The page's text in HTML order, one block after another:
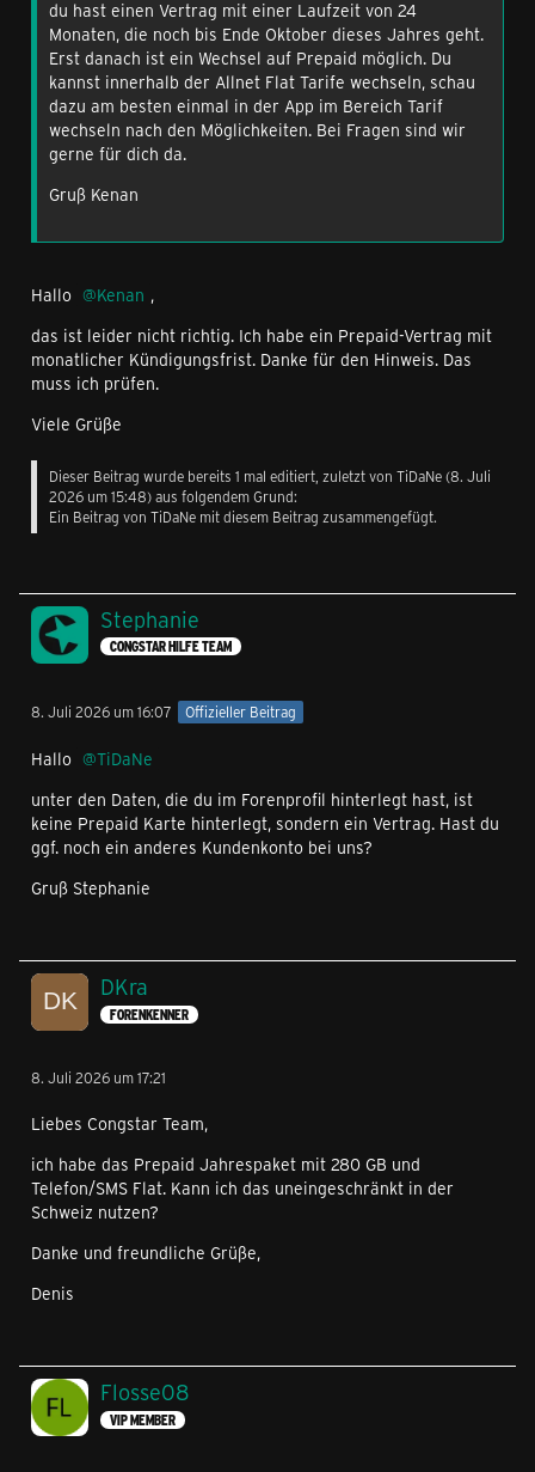
du hast einen Vertrag mit einer Laufzeit von 24
Monaten, die noch bis Ende Oktober dieses Jahres geht.
Erst danach ist ein Wechsel auf Prepaid möglich. Du
kannst innerhalb der Allnet Flat Tarife wechseln, schau
dazu am besten einmal in der App im Bereich Tarif
wechseln nach den Möglichkeiten. Bei Fragen sind wir
gerne für dich da.
Gruß Kenan
Hallo Kenan ,
das ist leider nicht richtig. Ich habe ein Prepaid-Vertrag mit
monatlicher Kündigungsfrist. Danke für den Hinweis. Das
muss ich prüfen.
Viele Grüße
Dieser Beitrag wurde bereits 1 mal editiert, zuletzt von TiDaNe(8. Juli
2026 um 15:48) aus folgendem Grund:
Ein Beitrag von TiDaNe mit diesem Beitrag zusammengefügt.
Stephanie
CONGSTAR HILFE TEAM
8. Juli 2026 um 16:07 Offizieller Beitrag
Hallo
TiDaNe
unter den Daten, die du im Forenprofil hinterlegt hast, ist
keine Prepaid Karte hinterlegt, sondern ein Vertrag. Hast du
ggf. noch ein anderes Kundenkonto bei uns?
Gruß Stephanie
DKra
FORENKENNER
8. Juli 2026 um 17:21
Liebes Congstar Team,
ich habe das Prepaid Jahrespaket mit 280 GB und
Telefon/SMS Flat. Kann ich das uneingeschränkt in der
Schweiz nutzen?
Danke und freundliche Grüße,
Denis
Flosse08
VIP MEMBER